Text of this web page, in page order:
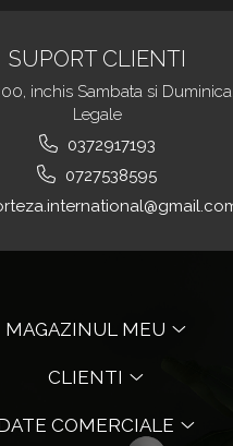
SUPORT CLIENTI
inchis Sambata si
Legale
0372917193
0727538595
MAGAZINUL MEU
CLIENTI
COMERCIALE